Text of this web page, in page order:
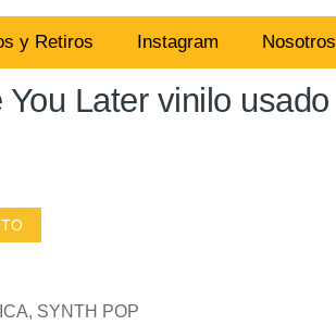
y Retiros Instagram Nosotros
Later vinilo usado
, SYNTH POP